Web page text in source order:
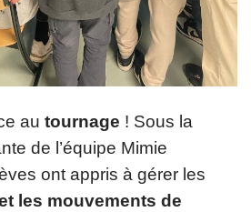
au tournage ! Sous la
de l’équipe Mimie
ont appris à gérer les
les mouvements de